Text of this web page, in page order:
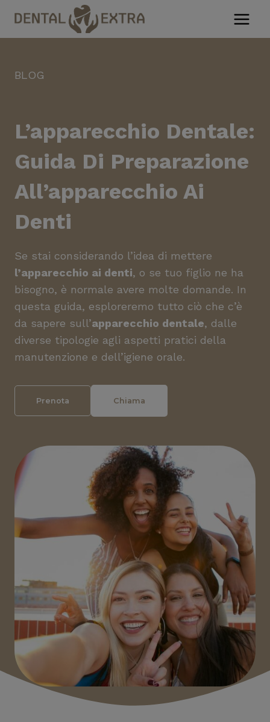
contenuto
BLOG
L’apparecchio Dentale:
Guida Di Preparazione
All’apparecchio Ai
Denti
Se stai considerando l’idea di mettere
l’apparecchio ai denti, o se tuo figlio ne ha
bisogno, è normale avere molte domande. In
questa guida, esploreremo tutto ciò che c’è
da sapere sull’apparecchio dentale, dalle
diverse tipologie agli aspetti pratici della
manutenzione e dell’igiene orale.
Prenota Chiama